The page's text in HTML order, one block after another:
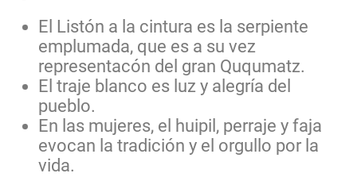
El Listón a la cintura es la serpiente
emplumada, que es a su vez
representacón del gran Ququmatz.
El traje blanco es luz y alegría del
pueblo.
En las mujeres, el huipil, perraje y faja
evocan la tradición y el orgullo por la
vida.